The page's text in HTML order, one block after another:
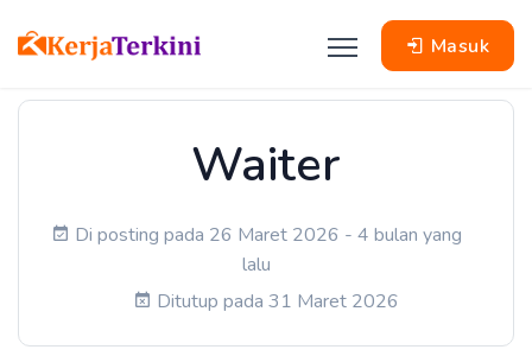
Masuk
Waiter
Di posting pada 26 Maret 2026 - 4 bulan yang
lalu
Ditutup pada 31 Maret 2026